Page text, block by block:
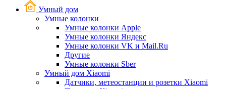
Умный дом
Умные колонки
Умные колонки Apple
Умные колонки Яндекс
Умные колонки VK и Mail.Ru
Другие
Умные колонки Sber
Умный дом Xiaomi
Датчики, метеостанции и розетки Xiaomi